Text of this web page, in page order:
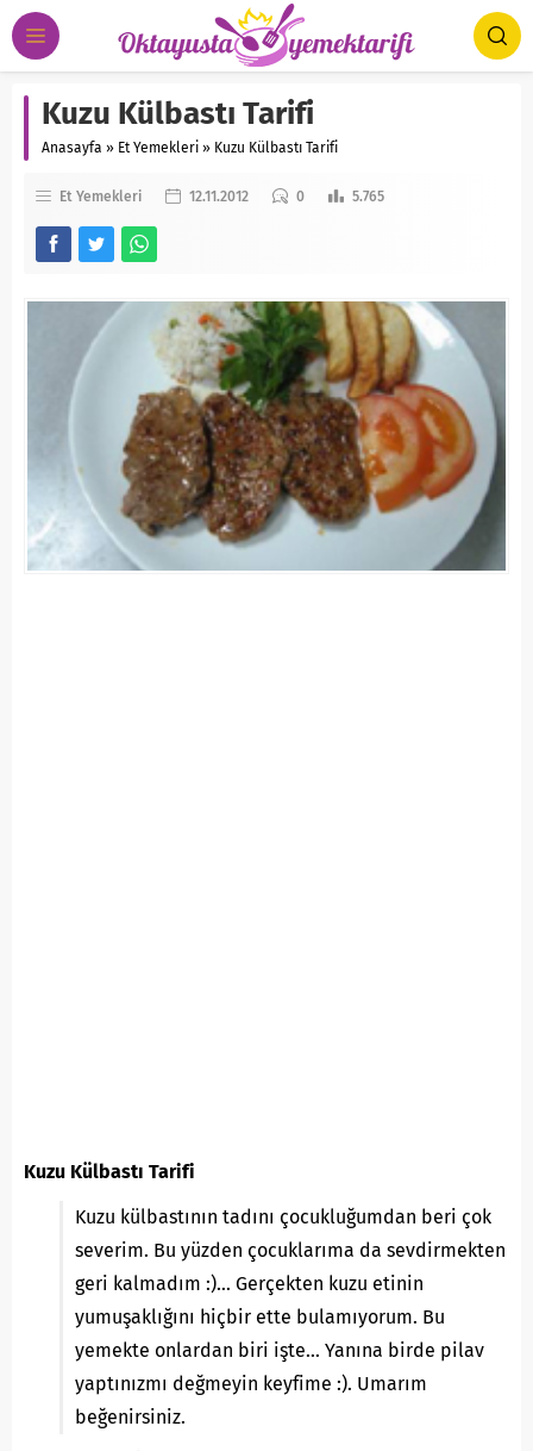
Kuzu Külbastı Tarifi
Anasayfa » Et Yemekleri » Kuzu Külbastı Tarifi
Et Yemekleri 12.11.2012 0 5.765
Kuzu Külbastı Tarifi
Kuzu külbastının tadını çocukluğumdan beri çok
severim. Bu yüzden çocuklarıma da sevdirmekten
geri kalmadım :)… Gerçekten kuzu etinin
yumuşaklığını hiçbir ette bulamıyorum. Bu
yemekte onlardan biri işte… Yanına birde pilav
yaptınızmı değmeyin keyfime :). Umarım
beğenirsiniz.